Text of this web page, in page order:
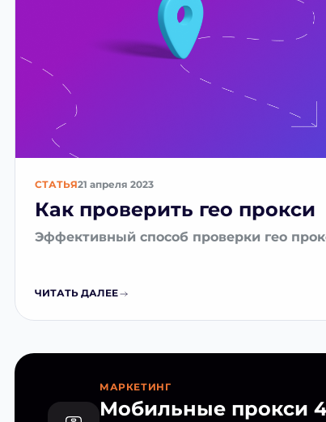
СТАТЬЯ21 апреля 2023
Как проверить гео прокси
Эффективный способ проверки гео
ЧИТАТЬ ДАЛЕЕ
МАРКЕТИНГ
Мобильные прокси